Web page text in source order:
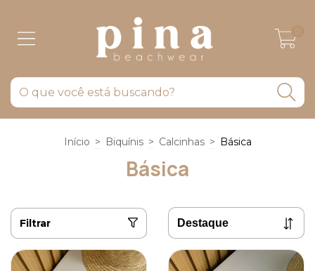
Início > Biquínis > Calcinhas > Básica
Básica
Filtrar